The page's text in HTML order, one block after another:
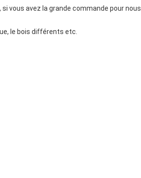
vous avez la grande commande pour nous
le bois différents etc.